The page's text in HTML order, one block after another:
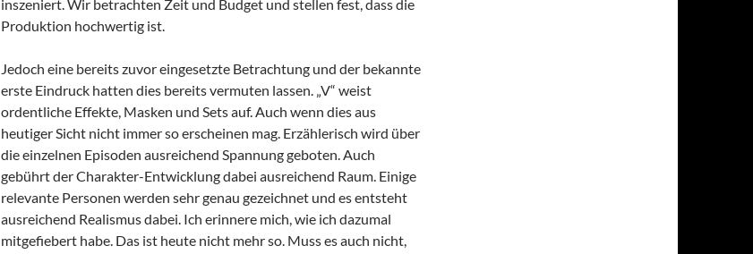
inszeniert. Wir betrachten Zeit und Budget und stellen fest, dass die
Produktion hochwertig ist.
Jedoch eine bereits zuvor eingesetzte Betrachtung und der bekannte
erste Eindruck hatten dies bereits vermuten lassen. „V“ weist
ordentliche Effekte, Masken und Sets auf. Auch wenn dies aus
heutiger Sicht nicht immer so erscheinen mag. Erzählerisch wird über
die einzelnen Episoden ausreichend Spannung geboten. Auch
gebührt der Charakter-Entwicklung dabei ausreichend Raum. Einige
relevante Personen werden sehr genau gezeichnet und es entsteht
ausreichend Realismus dabei. Ich erinnere mich, wie ich dazumal
mitgefiebert habe. Das ist heute nicht mehr so. Muss es auch nicht,